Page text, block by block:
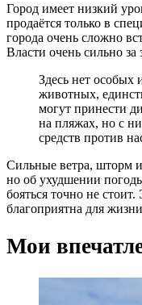
Город имеет низкий
продаётся только в
города очень сложно
Власти очень сильно за
Здесь нет
животных,
могут принести
на пляжах, но с
средств против
Сильные ветра, шторм
но об ухудшении
бояться точно не
благоприятна для
Мои